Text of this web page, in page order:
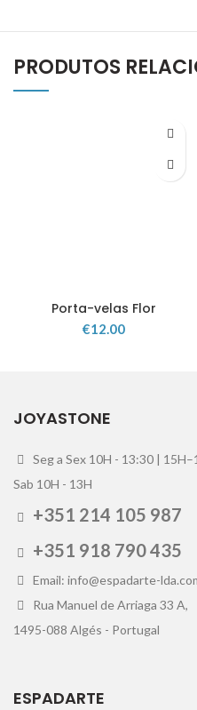
PRODUTOS
Porta-velas Flor
€12.00
JOYASTONE
Seg a Sex 10H - 13:30 |
Sab 10H - 13H
+351 214 105 987
+351 918 790 435
Email: info@espadarte-
Rua Manuel de Arriaga 33 A,
1495-088 Algés - Portugal
ESPADARTE